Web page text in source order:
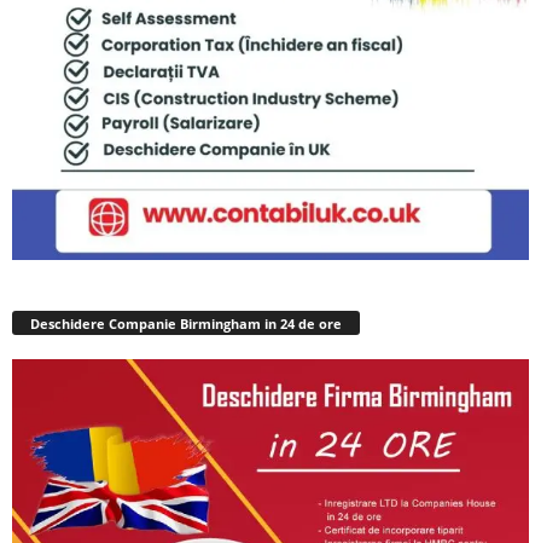
Deschidere Companie Birmingham in 24 de ore